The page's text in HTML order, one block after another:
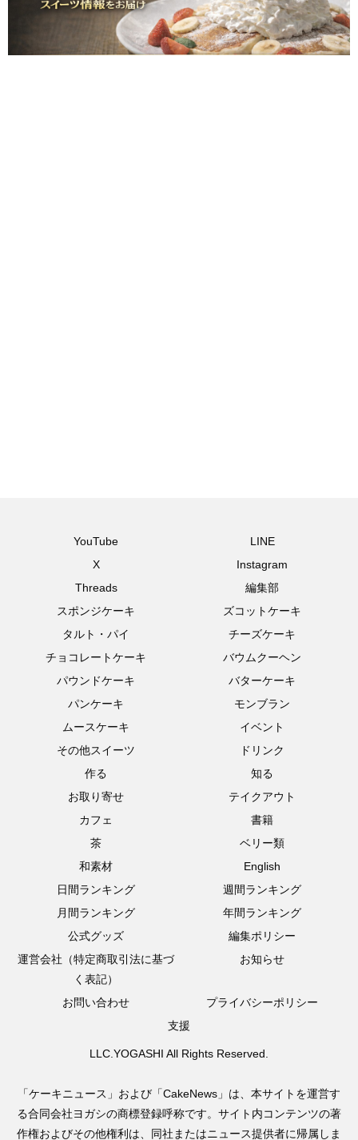
YouTube
LINE
X
Instagram
Threads
編集部
スポンジケーキ
ズコットケーキ
タルト・パイ
チーズケーキ
チョコレートケーキ
バウムクーヘン
パウンドケーキ
バターケーキ
パンケーキ
モンブラン
ムースケーキ
イベント
その他スイーツ
ドリンク
作る
知る
お取り寄せ
テイクアウト
カフェ
書籍
茶
ベリー類
和素材
English
日間ランキング
週間ランキング
月間ランキング
年間ランキング
公式グッズ
編集ポリシー
運営会社（特定商取引法に基づ
く表記）
お知らせ
お問い合わせ
プライバシーポリシー
支援
LLC.YOGASHI All Rights Reserved.
「ケーキニュース」および「CakeNews」は、本サイトを運営す
る合同会社ヨガシの商標登録呼称です。サイト内コンテンツの著
作権およびその他権利は、同社またはニュース提供者に帰属しま